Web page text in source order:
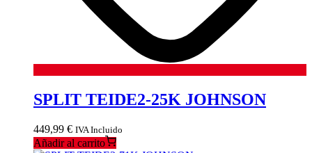
SPLIT TEIDE2-25K JOHNSON
449,99 € IVA Incluido
Añadir al carrito